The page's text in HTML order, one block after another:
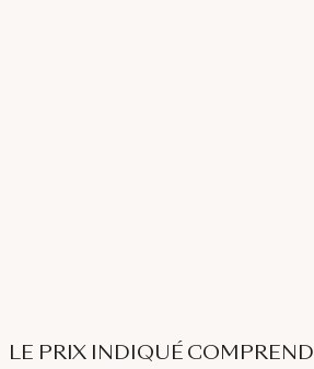
LE PRIX INDIQUÉ COMPREND